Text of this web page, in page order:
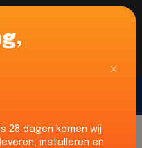
Wij zijn maar
uit NL -
28 dagen komen wij
installeren en